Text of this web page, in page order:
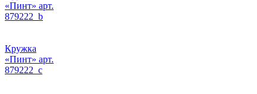
«Пинт» арт.
879222_b
Кружка
«Пинт» арт.
879222_c